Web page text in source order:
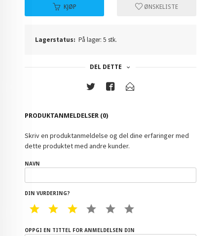
KJØP ØNSKELISTE
Lagerstatus: På lager: 5 stk.
DEL DETTE
PRODUKTANMELDELSER (0)
Skriv en produktanmeldelse og del dine erfaringer med
dette produktet med andre kunder.
NAVN
DIN VURDERING?
1 STAR2 STAR3 STAR4 STAR5 STAR
OPPGI EN TITTEL FOR ANMELDELSEN DIN